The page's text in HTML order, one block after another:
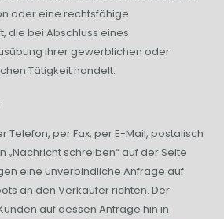
oder eine rechtsfähige
die bei Abschluss eines
ihrer gewerblichen oder
Tätigkeit handelt.
Telefon, per Fax, per E-Mail, postalisch
„Nachricht schreiben“ auf der Seite
eine unverbindliche Anfrage auf
an den Verkäufer richten. Der
auf dessen Anfrage hin in